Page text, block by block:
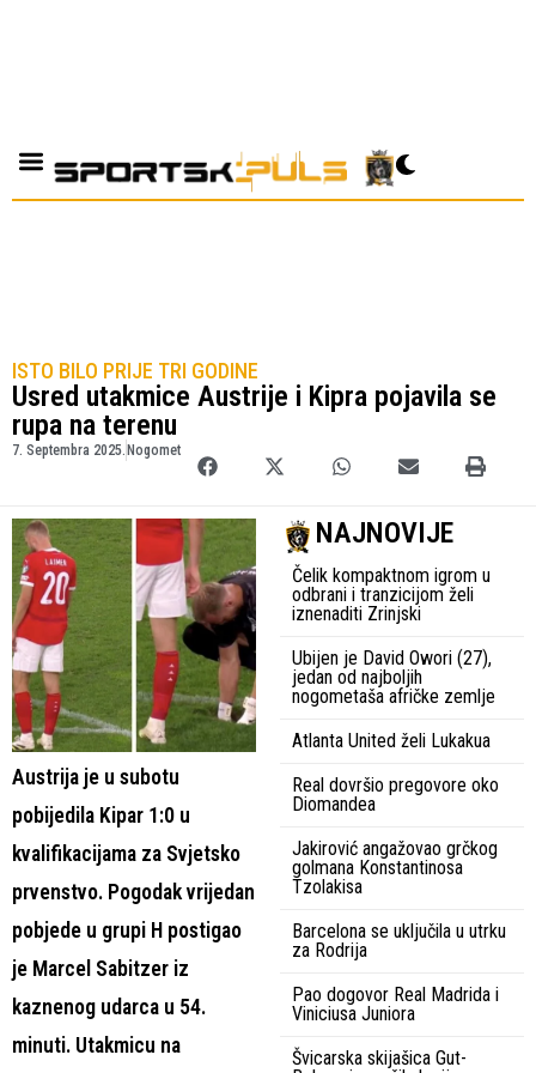
ISTO BILO PRIJE TRI GODINE
Usred utakmice Austrije i Kipra pojavila se
rupa na terenu
7. Septembra 2025. Nogomet
Austrija je u subotu
pobijedila Kipar 1:0 u
kvalifikacijama za Svjetsko
prvenstvo. Pogodak vrijedan
pobjede u grupi H postigao
je Marcel Sabitzer iz
kaznenog udarca u 54.
minuti. Utakmicu na
NAJNOVIJE
Čelik kompaktnom igrom u
odbrani i tranzicijom želi
iznenaditi Zrinjski
Ubijen je David Owori (27),
jedan od najboljih
nogometaša afričke zemlje
Atlanta United želi Lukakua
Real dovršio pregovore oko
Diomandea
Jakirović angažovao grčkog
golmana Konstantinosa
Tzolakisa
Barcelona se uključila u utrku
za Rodrija
Pao dogovor Real Madrida i
Viniciusa Juniora
Švicarska skijašica Gut-